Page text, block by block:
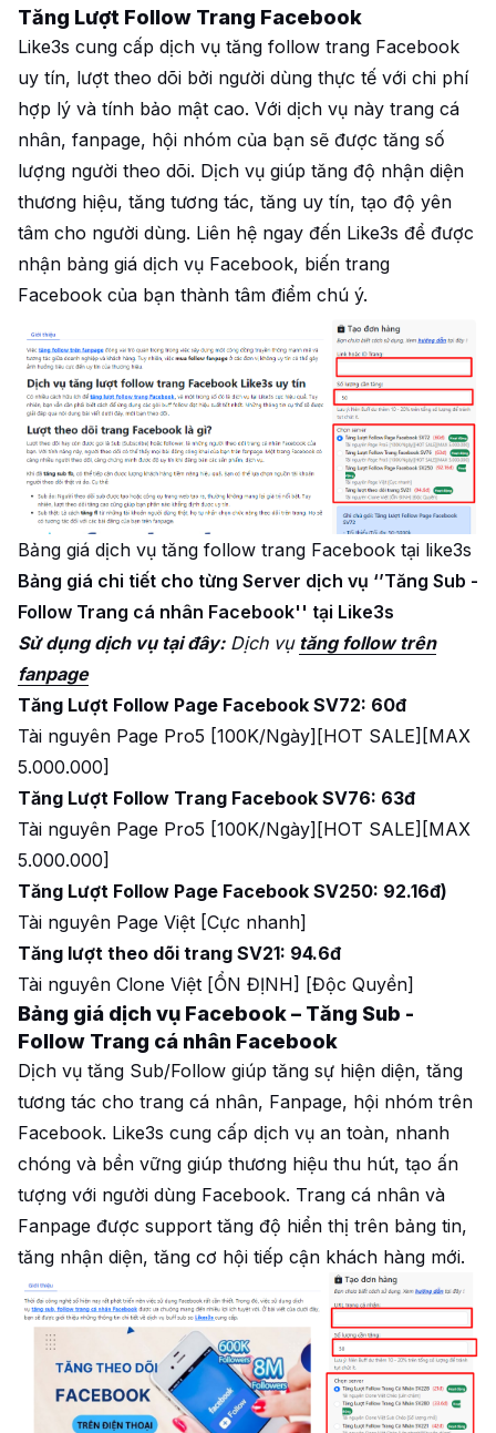
Tăng Lượt Follow Trang Facebook
Like3s cung cấp dịch vụ tăng follow trang Facebook
uy tín, lượt theo dõi bởi người dùng thực tế với chi phí
hợp lý và tính bảo mật cao. Với dịch vụ này trang cá
nhân, fanpage, hội nhóm của bạn sẽ được tăng số
lượng người theo dõi. Dịch vụ giúp tăng độ nhận diện
thương hiệu, tăng tương tác, tăng uy tín, tạo độ yên
tâm cho người dùng. Liên hệ ngay đến Like3s để được
nhận bảng giá dịch vụ Facebook, biến trang
Facebook của bạn thành tâm điểm chú ý.
Bảng giá dịch vụ tăng follow trang Facebook tại like3s
Bảng giá chi tiết cho từng Server dịch vụ ‘’Tăng Sub -
Follow Trang cá nhân Facebook'' tại Like3s
Sử dụng dịch vụ tại đây:Dịch vụ tăng follow trên
fanpage
Tăng Lượt Follow Page Facebook SV72: 60đ
Tài nguyên Page Pro5 [100K/Ngày][HOT SALE][MAX
5.000.000]
Tăng Lượt Follow Trang Facebook SV76: 63đ
Tài nguyên Page Pro5 [100K/Ngày][HOT SALE][MAX
5.000.000]
Tăng Lượt Follow Page Facebook SV250: 92.16đ)
Tài nguyên Page Việt [Cực nhanh]
Tăng lượt theo dõi trang SV21: 94.6đ
Tài nguyên Clone Việt [ỔN ĐỊNH] [Độc Quyền]
Bảng giá dịch vụ Facebook – Tăng Sub -
Follow Trang cá nhân Facebook
Dịch vụ tăng Sub/Follow giúp tăng sự hiện diện, tăng
tương tác cho trang cá nhân, Fanpage, hội nhóm trên
Facebook. Like3s cung cấp dịch vụ an toàn, nhanh
chóng và bền vững giúp thương hiệu thu hút, tạo ấn
tượng với người dùng Facebook. Trang cá nhân và
Fanpage được support tăng độ hiển thị trên bảng tin,
tăng nhận diện, tăng cơ hội tiếp cận khách hàng mới.